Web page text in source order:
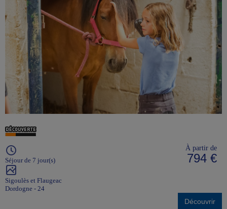
Séjour de 7 jour(s)
Sigoulès et Flaugeac
Dordogne - 24
À partir de
794 €
Découvrir